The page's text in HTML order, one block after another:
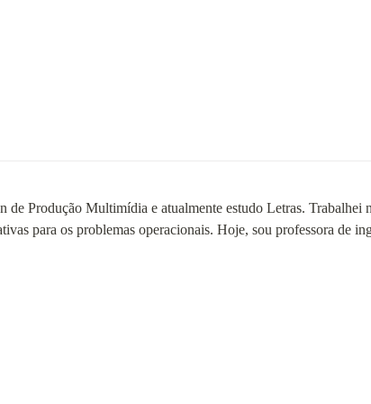
de Produção Multimídia e atualmente estudo Letras. Trabalhei
para os problemas operacionais. Hoje, sou professora de